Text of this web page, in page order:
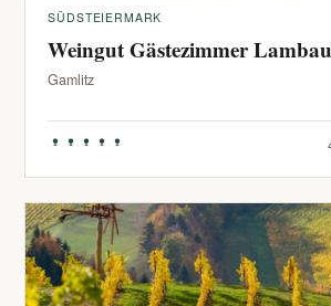
SÜDSTEIERMARK
Weingut Gästezimmer
Gamlitz